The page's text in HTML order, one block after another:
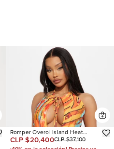
Romper Overol Island Heat
Backless Tropical
CLP $20,400CLP $37,100